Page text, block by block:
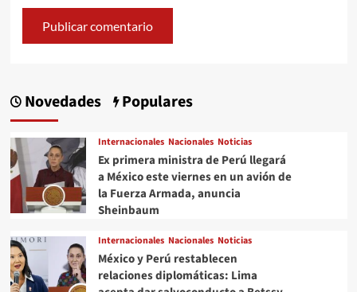
Novedades Populares
Internacionales Nacionales Noticias
Ex primera ministra de Perú llegará
a México este viernes en un avión de
la Fuerza Armada, anuncia
Sheinbaum
Internacionales Nacionales Noticias
México y Perú restablecen
relaciones diplomáticas: Lima